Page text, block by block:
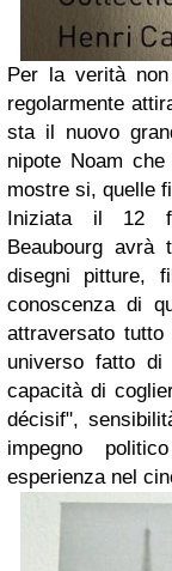
Per la verità
regolarmente
sta il nuovo
nipote Noam
mostre si, quelle
Iniziata il 12
Beaubourg
disegni pitture,
conoscenza di
attraversato
universo fatto
capacità di
décisif",
impegno
esperienza nel